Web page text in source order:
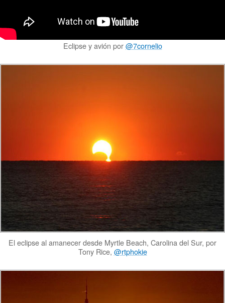
Eclipse y avión por@7cornelio
El eclipse al amanecer desde Myrtle Beach, Carolina del Sur, por
Tony Rice, @rtphokie